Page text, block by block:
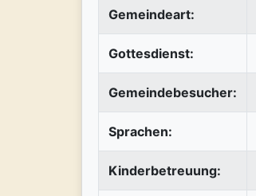
Gemeindeart:
Gottesdienst:
Gemeindebesucher:
Sprachen:
Kinderbetreuung: